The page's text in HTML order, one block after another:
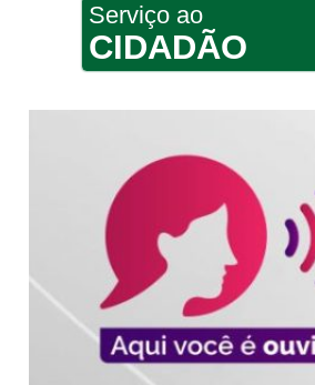
Serviço ao
CIDADÃO